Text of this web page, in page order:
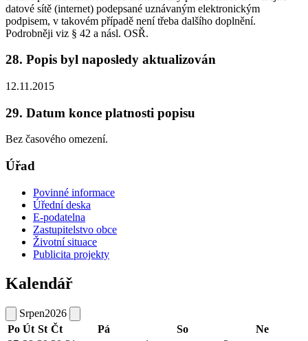
datové sítě (internet) podepsané uznávaným elektronickým
podpisem, v takovém případě není třeba dalšího doplnění.
Podrobněji viz § 42 a násl. OSŘ.
28. Popis byl naposledy aktualizován
12.11.2015
29. Datum konce platnosti popisu
Bez časového omezení.
Úřad
Povinné informace
Úřední deska
E-podatelna
Zastupitelstvo obce
Životní situace
Publicita projekty
Kalendář
Srpen2026
Po Út St Čt Pá So
Ne